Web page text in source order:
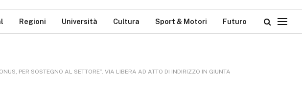
Regioni Università Cultura Sport & Motori Futuro
PER SOSTEGNO AL SETTORE”. VIA LIBERA AD ATTO DI INDIRIZZO IN GIUNTA